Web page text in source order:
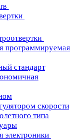
программируемая
стандарт
скорости
типа
электроники